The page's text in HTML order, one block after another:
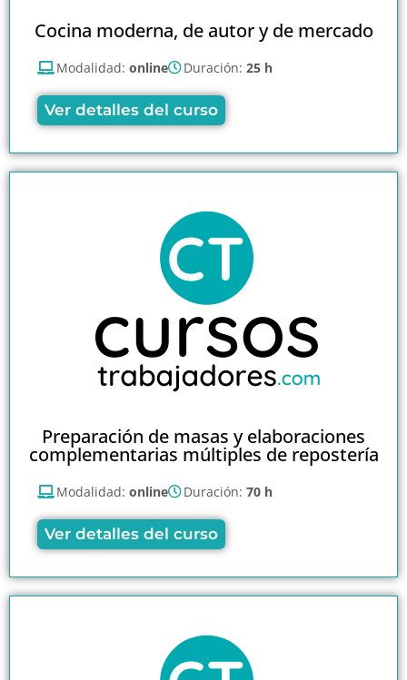
Cocina moderna, de autor y de mercado
Modalidad: online Duración: 25 h
Ver detalles del curso
Preparación de masas y elaboraciones
complementarias múltiples de repostería
Modalidad: online Duración: 70 h
Ver detalles del curso